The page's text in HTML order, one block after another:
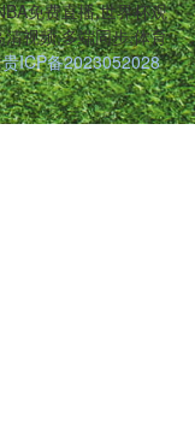
免费直播,世界杯观
视频,多端同步,体育
贵ICP备2023052028